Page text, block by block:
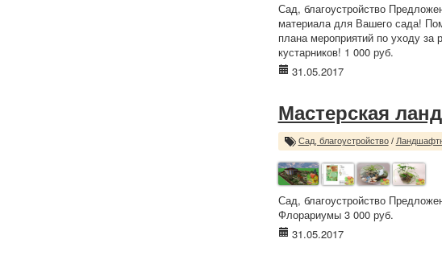
Сад, благоустройство
материала для Вашего сада!
плана мероприятий по уходу за
кустарников! 1 000 руб.
31.05.2017
Мастерская
Сад, благоустройство/
Сад, благоустройство
Флорариумы 3 000 руб.
31.05.2017